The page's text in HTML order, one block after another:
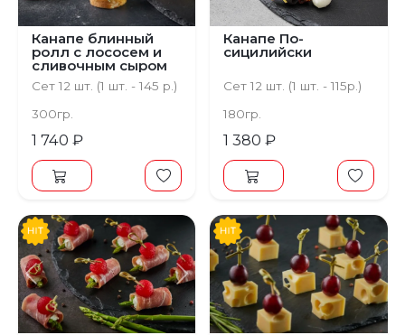
Канапе блинный
ролл с лососем и
сливочным сыром
Сет 12 шт. (1 шт. - 145 р.)
300гр.
1 740 ₽
Канапе По-
сицилийски
Сет 12 шт. (1 шт. - 115р.)
180гр.
1 380 ₽
Предыдущий Следующий